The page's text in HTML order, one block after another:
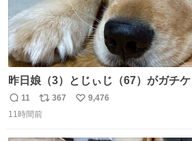
昨日娘（3）とじぃじ（67）がガチ
ったんだけど、ふぉるては可能な限
た。犬が1番空気読める。
返
信
11
リ
ポ
367
い
9,476
11時間前